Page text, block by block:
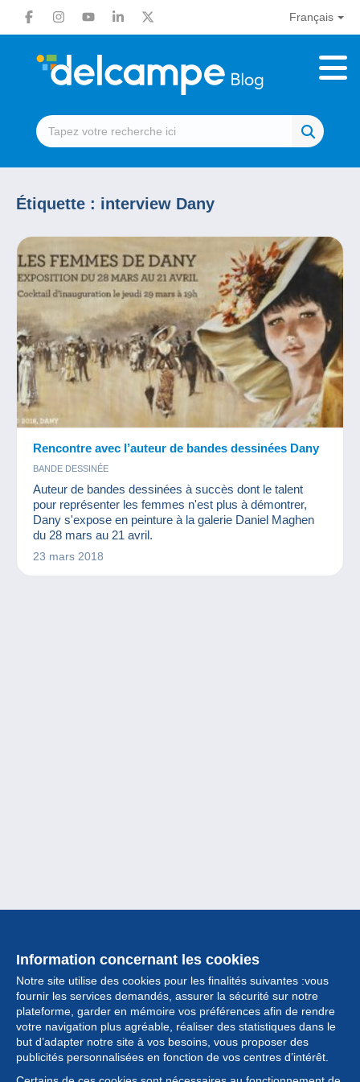
Français
Étiquette : interview Dany
Rencontre avec l’auteur de bandes dessinées Dany
BANDE DESSINÉE
Auteur de bandes dessinées à succès dont le talent
pour représenter les femmes n'est plus à démontrer,
Dany s'expose en peinture à la galerie Daniel Maghen
du 28 mars au 21 avril.
23 mars 2018
Information concernant les cookies
Notre site utilise des cookies pour les finalités suivantes :vous
fournir les services demandés, assurer la sécurité sur notre
plateforme, garder en mémoire vos préférences afin de rendre
votre navigation plus agréable, réaliser des statistiques dans le
but d’adapter notre site à vos besoins, vous proposer des
publicités personnalisées en fonction de vos centres d’intérêt.
Collection